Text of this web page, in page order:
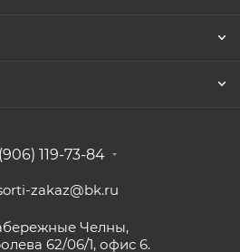
119-73-84
zakaz@bk.ru
Челны,
62/06/1, офис 6.